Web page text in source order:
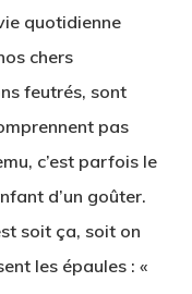
quotidienne
chers
feutrés, sont
pas
c’est parfois le
d’un goûter.
soit ça, soit on
les épaules : «